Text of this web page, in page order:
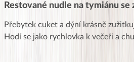
Restované nudle na tymiánu
Přebytek cuket a dýní krásně
Hodí se jako rychlovka k večeři a